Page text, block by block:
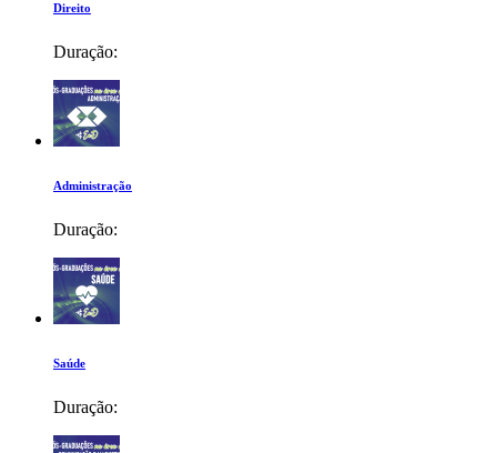
Direito
Duração:
Administração
Duração:
Saúde
Duração: